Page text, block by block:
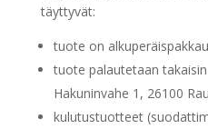
täyttyvät:
tuote on
tuote palautetaan
Hakuninvahe 1, 26100
kulutustuotteet